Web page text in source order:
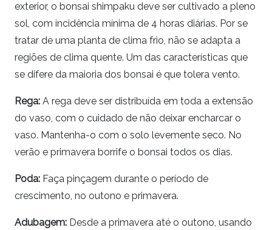
exterior, o bonsai shimpaku deve ser cultivado a pleno
sol, com incidência mínima de 4 horas diárias. Por se
tratar de uma planta de clima frio, não se adapta a
regiões de clima quente. Um das características que
se difere da maioria dos bonsai é que tolera vento.
Rega: A rega deve ser distribuída em toda a extensão
do vaso, com o cuidado de não deixar encharcar o
vaso. Mantenha-o com o solo levemente seco. No
verão e primavera borrife o bonsai todos os dias.
Poda: Faça pinçagem durante o período de
crescimento, no outono e primavera.
Adubagem: Desde a primavera até o outono, usando